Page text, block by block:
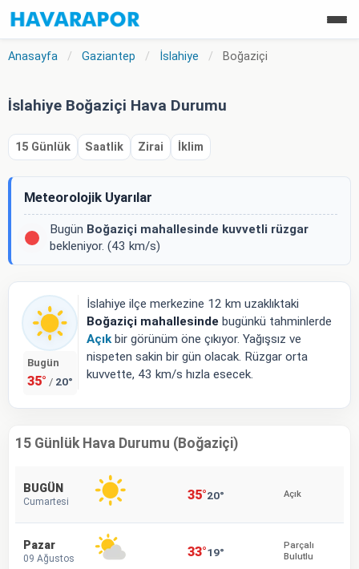
Anasayfa / Gaziantep / İslahiye / Boğaziçi
İslahiye Boğaziçi Hava Durumu
15 Günlük Saatlik Zirai İklim
Meteorolojik Uyarılar
Bugün Boğaziçi mahallesinde kuvvetli rüzgar
bekleniyor. (43 km/s)
Bugün
35° / 20°
İslahiye ilçe merkezine 12 km uzaklıktaki
Boğaziçi mahallesinde bugünkü tahminlerde
Açıkbir görünüm öne çıkıyor. Yağışsız ve
nispeten sakin bir gün olacak. Rüzgar orta
kuvvette, 43 km/s hızla esecek.
15 Günlük Hava Durumu (Boğaziçi)
BUGÜN
Cumartesi 35°20° Açık
Pazar
09 Ağustos 33°19°
Parçalı
Bulutlu